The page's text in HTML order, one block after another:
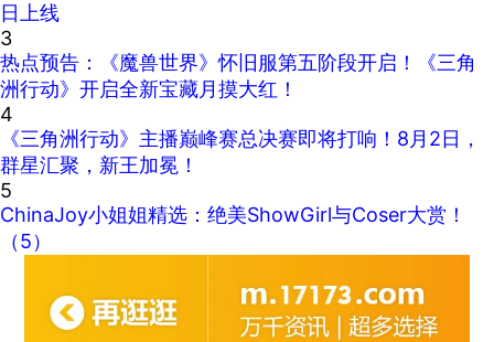
日上线
3
热点预告：《魔兽世界》怀旧服第五阶段开启！《三角
洲行动》开启全新宝藏月摸大红！
4
《三角洲行动》主播巅峰赛总决赛即将打响！8月2日，
群星汇聚，新王加冕！
5
ChinaJoy小姐姐精选：绝美ShowGirl与Coser大赏！
（5）